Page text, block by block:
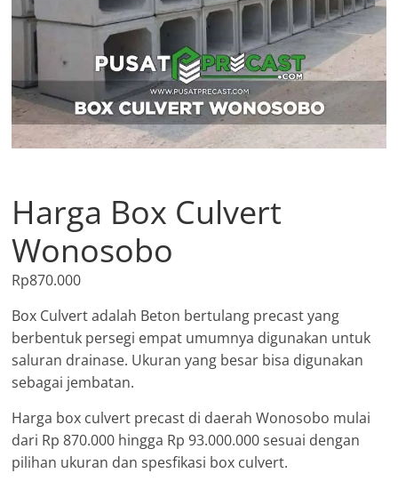
Harga Box Culvert
Wonosobo
Rp870.000
Box Culvert adalah Beton bertulang precast yang
berbentuk persegi empat umumnya digunakan untuk
saluran drainase. Ukuran yang besar bisa digunakan
sebagai jembatan.
Harga box culvert precast di daerah Wonosobo mulai
dari Rp 870.000 hingga Rp 93.000.000 sesuai dengan
pilihan ukuran dan spesfikasi box culvert.